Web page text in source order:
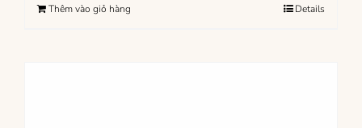
Thêm vào giỏ hàng Details